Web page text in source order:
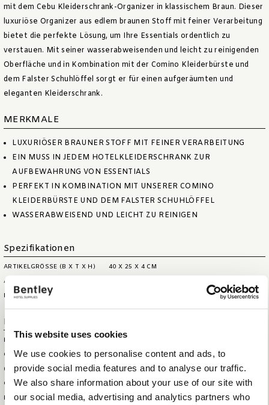
This website uses cookies
We use cookies to personalise content and ads, to
provide social media features and to analyse our traffic.
We also share information about your use of our site with
our social media, advertising and analytics partners who
mit dem Cebu Kleiderschrank-Organizer in klassischem Braun. Dieser
luxuriöse Organizer aus edlem braunen Stoff mit feiner Verarbeitung
bietet die perfekte Lösung, um Ihre Essentials ordentlich zu
verstauen. Mit seiner wasserabweisenden und leicht zu reinigenden
Oberfläche und in Kombination mit der Comino Kleiderbürste und
dem Falster Schuhlöffel sorgt er für einen aufgeräumten und
eleganten Kleiderschrank.
MERKMALE
LUXURIÖSER BRAUNER STOFF MIT FEINER VERARBEITUNG
EIN MUSS IN JEDEM HOTELKLEIDERSCHRANK ZUR
AUFBEWAHRUNG VON ESSENTIALS
PERFEKT IN KOMBINATION MIT UNSERER COMINO
KLEIDERBÜRSTE UND DEM FALSTER SCHUHLÖFFEL
WASSERABWEISEND UND LEICHT ZU REINIGEN
Spezifikationen
ARTIKELGRÖSSE (B X T X H)
40 X 25 X 4 CM
ARTIKELNETTOGEWICHT
MAX. KAPAZITÄT
Logistische Informationen
HS CODE
GRÖSSE DER AUSSENBOX (B
XTXH)
44 X 44 X 29 CM
GEWICHT DER AUSSENBOX
9,5 KG
BRUTTOGEWICHT DES
0,9 KG